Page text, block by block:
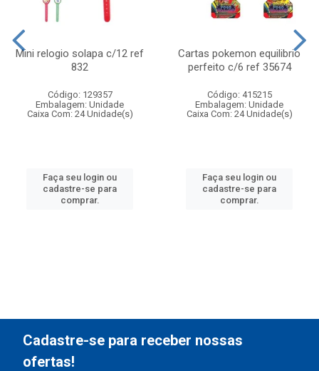
Mini relogio solapa c/12 ref
832
Código: 129357
Embalagem: Unidade
Caixa Com: 24 Unidade(s)
Faça seu login ou
cadastre-se para
comprar.
Cartas pokemon equilibrio
perfeito c/6 ref 35674
Código: 415215
Embalagem: Unidade
Caixa Com: 24 Unidade(s)
Faça seu login ou
cadastre-se para
comprar.
Cadastre-se para receber nossas
ofertas!